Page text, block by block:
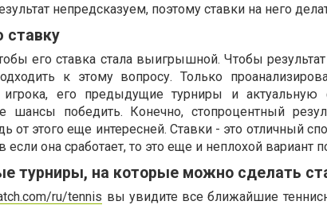
непредсказуем, поэтому ставки на него
ставку
его ставка стала выигрышной. Чтобы
к этому вопросу. Только
игрока, его предыдущие турниры и
шансы победить. Конечно, стопроцентный
от этого еще интересней. Ставки - это отличный
она сработает, то это еще и неплохой вариант
турниры, на которые можно сделать
ru/tennis вы увидите все ближайшие